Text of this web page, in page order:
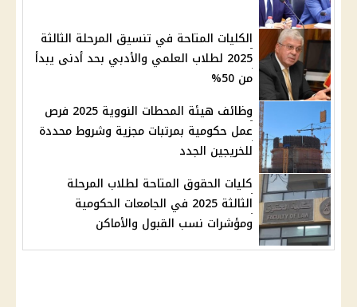
الكليات المتاحة في تنسيق المرحلة الثالثة
2025 لطلاب العلمي والأدبي بحد أدنى يبدأ
من 50%
وظائف هيئة المحطات النووية 2025 فرص
عمل حكومية بمرتبات مجزية وشروط محددة
للخريجين الجدد
كليات الحقوق المتاحة لطلاب المرحلة
الثالثة 2025 في الجامعات الحكومية
ومؤشرات نسب القبول والأماكن